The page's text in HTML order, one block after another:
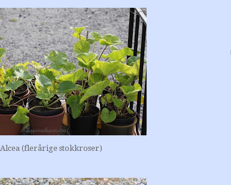
Alcea (flerårige stokkroser)